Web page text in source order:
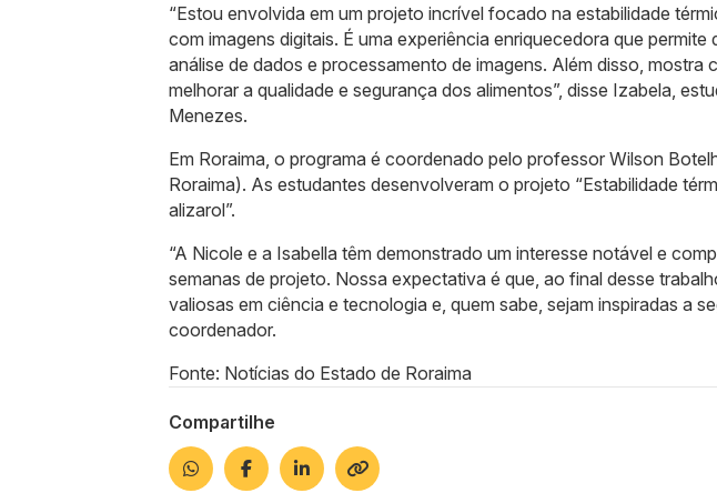
“Estou envolvida em um projeto incrível focado na estabilidade
com imagens digitais. É uma experiência enriquecedora que permite
análise de dados e processamento de imagens. Além disso,
melhorar a qualidade e segurança dos alimentos”, disse Izabela,
Menezes.
Em Roraima, o programa é coordenado pelo professor Wilson
Roraima). As estudantes desenvolveram o projeto “Estabilidade
alizarol”.
“A Nicole e a Isabella têm demonstrado um interesse notável e
semanas de projeto. Nossa expectativa é que, ao final desse
valiosas em ciência e tecnologia e, quem sabe, sejam inspiradas a
coordenador.
Fonte: Notícias do Estado de Roraima
Compartilhe